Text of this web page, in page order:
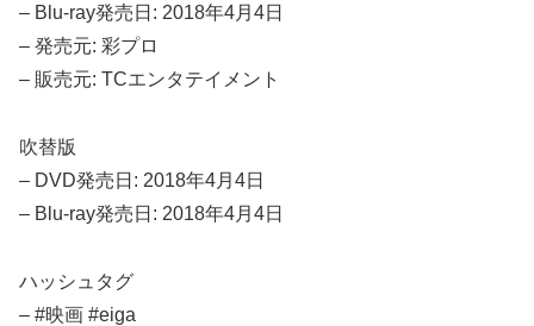
– Blu-ray発売日: 2018年4月4日
– 発売元: 彩プロ
– 販売元: TCエンタテイメント
吹替版
– DVD発売日: 2018年4月4日
– Blu-ray発売日: 2018年4月4日
ハッシュタグ
– #映画 #eiga